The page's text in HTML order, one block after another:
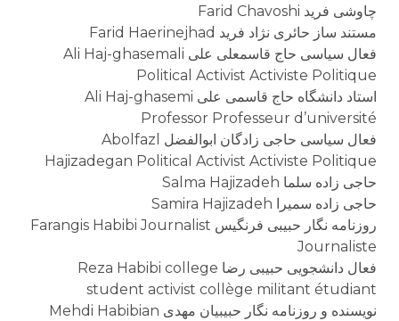
چاوشی فرید Farid Chavoshi
مستند ساز حائری نژاد فرید Farid Haerinejhad
فعال سیاسی حاج قاسمعلی علی Ali Haj-ghasemali
Political Activist Activiste Politique
استاد دانشگاه حاج قاسمی علی Ali Haj-ghasemi
Professor Professeur d’université
فعال سیاسی حاجی زادگان ابوالفضل Abolfazl
Hajizadegan Political Activist Activiste Politique
حاجی زاده سلما Salma Hajizadeh
حاجی زاده سمیرا Samira Hajizadeh
روزنامه نگار حبیبی فرنگیس Farangis Habibi Journalist
Journaliste
فعال دانشجویی حبیبی رضا Reza Habibi college
student activist collège militant étudiant
نویسنده و روزنامه نگار حبیبیان مهدی Mehdi Habibian